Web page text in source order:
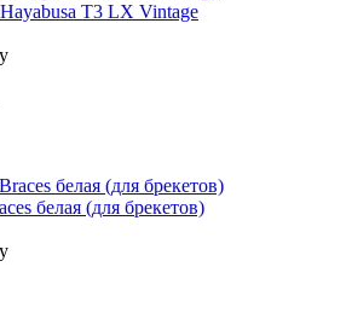
T3 LX Vintage
белая (для брекетов)